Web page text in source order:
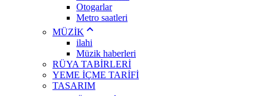
Otogarlar
Metro saatleri
MÜZİK
ilahi
Müzik haberleri
RÜYA TABİRLERİ
YEME İÇME TARİFİ
TASARIM